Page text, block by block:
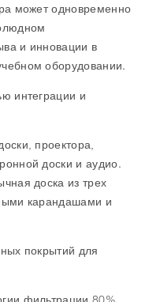
может одновременно
и инновации в
оборудовании.
интеграции и
проектора,
доски и аудио.
доска из трех
карандашами и
покрытий для